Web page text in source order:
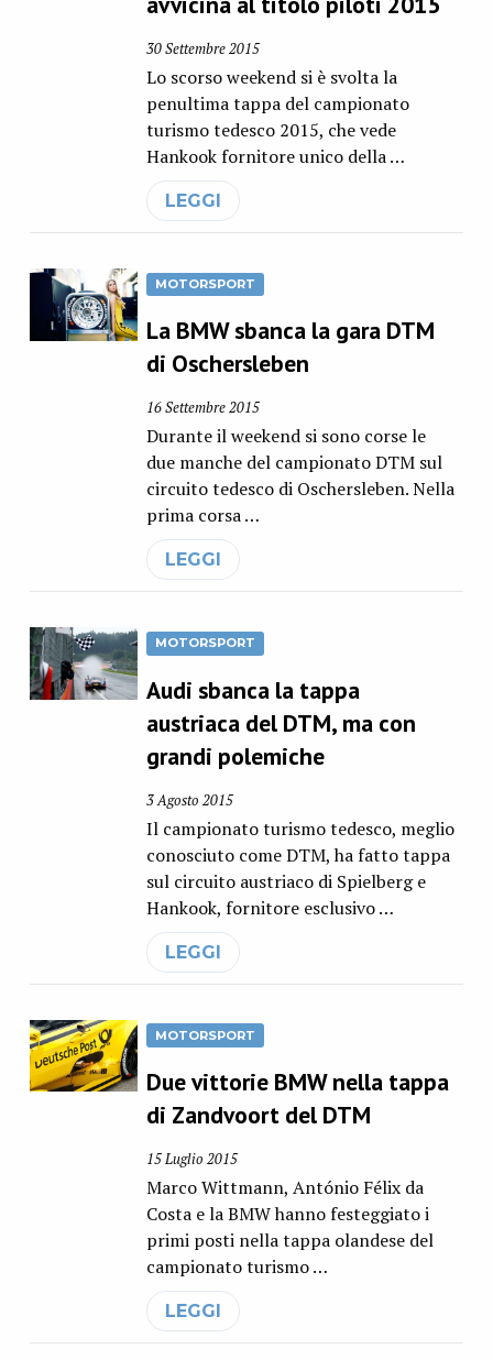
30 Settembre 2015
Lo scorso weekend si è svolta la
penultima tappa del campionato
turismo tedesco 2015, che vede
Hankook fornitore unico della …
LEGGI
MOTORSPORT
La BMW sbanca la gara DTM
di Oschersleben
16 Settembre 2015
Durante il weekend si sono corse le
due manche del campionato DTM sul
circuito tedesco di Oschersleben. Nella
prima corsa …
LEGGI
MOTORSPORT
Audi sbanca la tappa
austriaca del DTM, ma con
grandi polemiche
3 Agosto 2015
Il campionato turismo tedesco, meglio
conosciuto come DTM, ha fatto tappa
sul circuito austriaco di Spielberg e
Hankook, fornitore esclusivo …
LEGGI
MOTORSPORT
Due vittorie BMW nella tappa
di Zandvoort del DTM
15 Luglio 2015
Marco Wittmann, António Félix da
Costa e la BMW hanno festeggiato i
primi posti nella tappa olandese del
campionato turismo …
LEGGI